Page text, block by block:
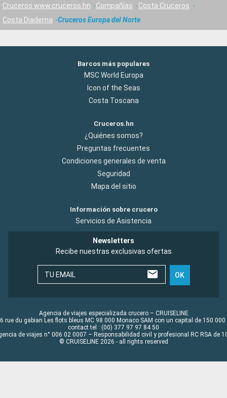
Cruceros www.cruceros.hn Compañías
Costa Cruceros
Costa Diadema
Cruceros Europa del Norte
Barcos más populares
MSC World Europa
Icon of the Seas
Costa Toscana
Cruceros.hn
¿Quiénes somos?
Preguntas frecuentes
Condiciones generales de venta
Seguridad
Mapa del sitio
Información sobre crucero
Servicios de Asistencia
Newsletters
Recibe nuestras exclusivas ofertas
TU EMAIL OK
Agencia de viajes especializada crucero – CRUISELINE
rue du gabian Les flots bleus MC 98 000 Monaco SAM con un capital de 150 000
contact tel : (00) 377 97 97 84 50
de viajes n° 006 02 0007 – Responsabilidad civil y profesional RC RSA de
© CRUISELINE 2026 - all rights reserved